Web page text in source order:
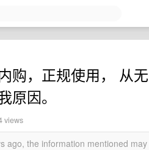
购，正规使用， 从
原因。
views
ago, the information mentioned